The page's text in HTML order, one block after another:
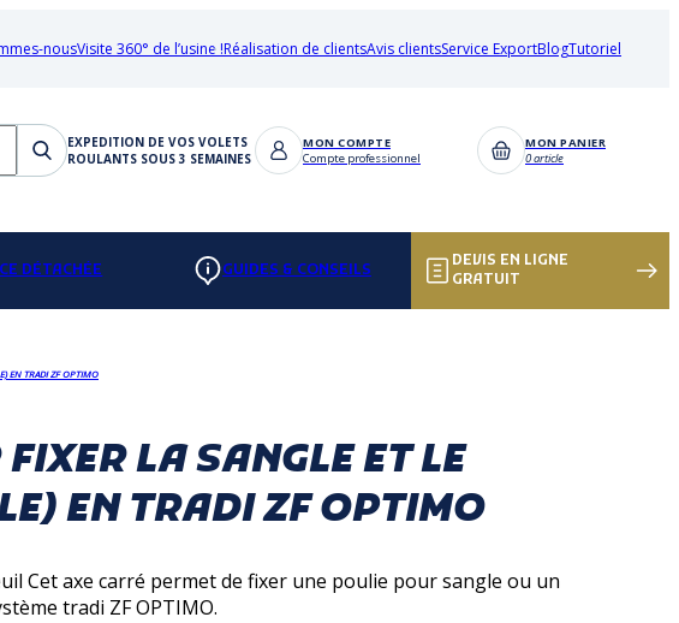
nousVisite 360° de l’usine !Réalisation de clientsAvis clientsService ExportBlogTutoriel
EXPEDITION DE VOS VOLETS
ROULANTS SOUS 3 SEMAINES
MON COMPTE
Compte professionnel
MON PANIER
0 article
DÉTACHÉE GUIDES & CONSEILS
DEVIS EN LIGNE
GRATUIT
EN TRADI ZF OPTIMO
LA SANGLE ET LE
EN TRADI ZF OPTIMO
un
tradi ZF OPTIMO.